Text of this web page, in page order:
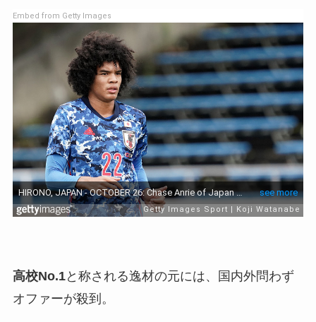
Embed from Getty Images
高校No.1と称される逸材の元には、国内外問わず
オファーが殺到。